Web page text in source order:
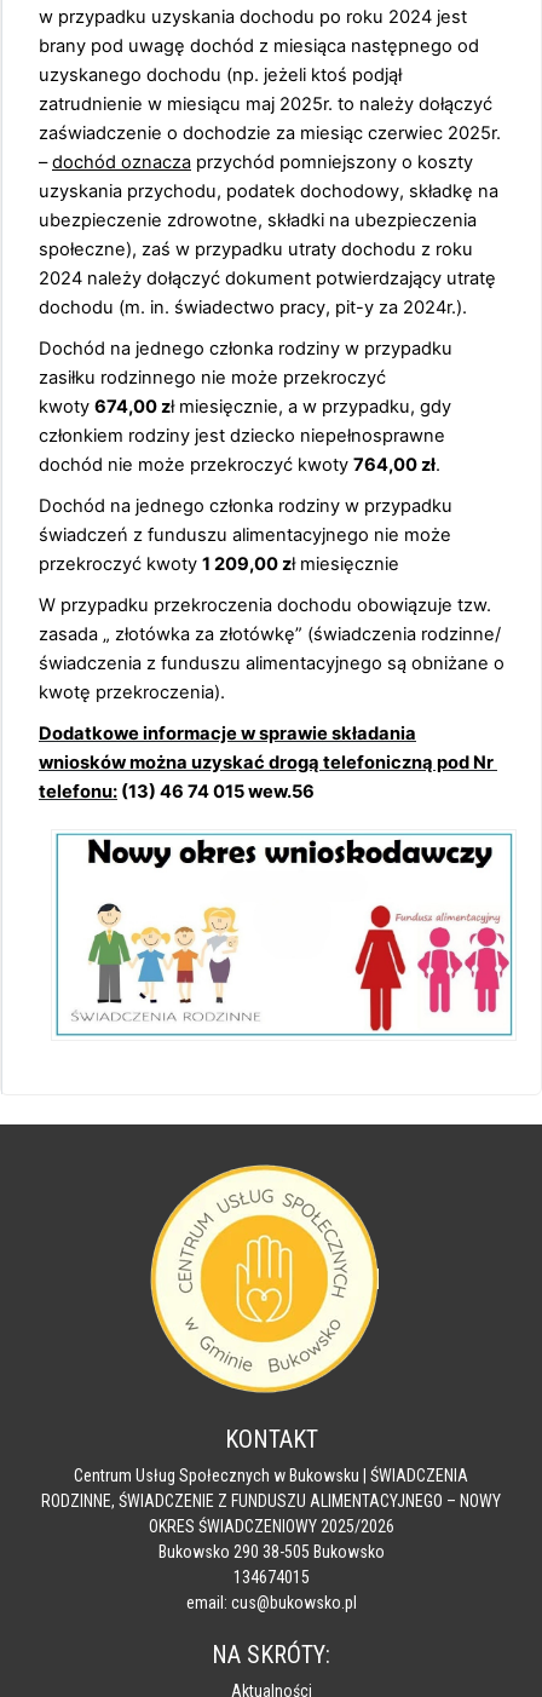
w przypadku uzyskania dochodu po roku 2024 jest
brany pod uwagę dochód z miesiąca następnego od
uzyskanego dochodu (np. jeżeli ktoś podjął
zatrudnienie w miesiącu maj 2025r. to należy dołączyć
zaświadczenie o dochodzie za miesiąc czerwiec 2025r.
–dochód oznacza przychód pomniejszony o koszty
uzyskania przychodu, podatek dochodowy, składkę na
ubezpieczenie zdrowotne, składki na ubezpieczenia
społeczne), zaś w przypadku utraty dochodu z roku
2024 należy dołączyć dokument potwierdzający utratę
dochodu (m. in. świadectwo pracy, pit-y za 2024r.).
Dochód na jednego członka rodziny w przypadku
zasiłku rodzinnego nie może przekroczyć
kwoty 674,00 zł miesięcznie, a w przypadku, gdy
członkiem rodziny jest dziecko niepełnosprawne
dochód nie może przekroczyć kwoty 764,00 zł.
Dochód na jednego członka rodziny w przypadku
świadczeń z funduszu alimentacyjnego nie może
przekroczyć kwoty 1 209,00 zł miesięcznie
W przypadku przekroczenia dochodu obowiązuje tzw.
zasada „ złotówka za złotówkę” (świadczenia rodzinne/
świadczenia z funduszu alimentacyjnego są obniżane o
kwotę przekroczenia).
Dodatkowe informacje w sprawie składania
wniosków można uzyskać drogą telefoniczną pod Nr
telefonu: (13) 46 74 015 wew.56
KONTAKT
Centrum Usług Społecznych w Bukowsku | ŚWIADCZENIA
RODZINNE, ŚWIADCZENIE Z FUNDUSZU ALIMENTACYJNEGO – NOWY
OKRES ŚWIADCZENIOWY 2025/2026
Bukowsko 290 38-505 Bukowsko
134674015
email: cus@bukowsko.pl
NA SKRÓTY:
Aktualności